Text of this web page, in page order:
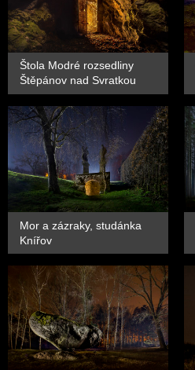
Štola Modré rozsedliny
Štěpánov nad Svratkou
Mor a zázraky, studánka
Knířov